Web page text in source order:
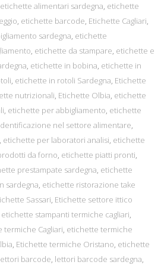
etichette alimentari sardegna, etichette
, etichette barcode, Etichette Cagliari,
sardegna, etichette
, etichette da stampare, etichette e
, etichette in bobina, etichette in
, etichette in rotoli Sardegna, Etichette
nutrizionali, Etichette Olbia, etichette
, etichette per abbigliamento, etichette
nel settore alimentare,
, etichette per laboratori analisi, etichette
da forno, etichette piatti pronti,
prestampate sardegna, etichette
sardegna, etichette ristorazione take
Sassari, Etichette settore ittico
etichette stampanti termiche cagliari,
termiche Cagliari, etichette termiche
, Etichette termiche Oristano, etichette
barcode, lettori barcode sardegna,